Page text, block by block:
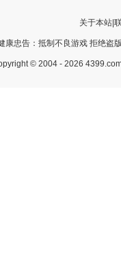
关于本站|
康忠告：抵制不良游戏 拒绝盗
© 2004 - 2026